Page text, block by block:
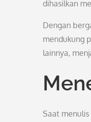
dihasilkan
Dengan
mendukung
lainnya,
Saat